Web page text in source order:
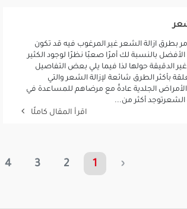
بطرق ازالة الشعر غير المرغوب فيه قد تكون
الأفضل بالنسبة لك أمرًا صعبًا نظرًا لوجود الكثير
الدقيقة حولها لذا فيما يلي بعض التفاصيل
بأكثر الطرق شائعة لإزالة الشعر والتي
الجلدية عادةً مع مرضاهم للمساعدة في
الشعرتوجد أكثر من...
اقرأ المقال كاملًا
‹
1
2
3
4